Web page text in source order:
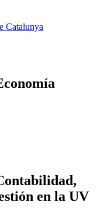
Catalunya
en la UV